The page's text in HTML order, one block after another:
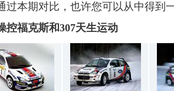
本期对比，也许您可以从中得到
福克斯和307天生运动